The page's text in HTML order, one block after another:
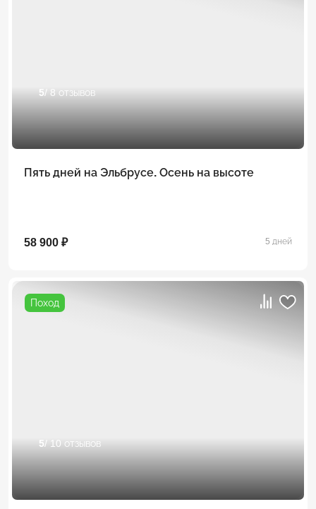
5/ 8 отзывов
Пять дней на Эльбрусе. Осень на высоте
58 900 ₽ 5 дней
Поход
5/ 10 отзывов